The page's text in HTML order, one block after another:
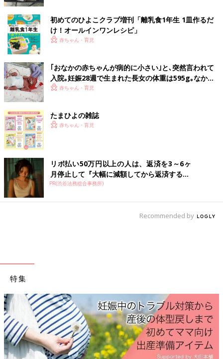
[うちのこと。子ども
２人育ててます！＃
3] 出る出る！お
腹！！
一覧
[うちのこと。子ども２
初めてのひよこクラブ増刊「離乳食1年生 1皿作るだ
け！オールインワン​レシピ」
赤ちゃん・育児
｢おなかの赤ちゃんが病的に小さい｣と､突然言われて
入院｡妊娠28週で生まれた長女の体重は595g｡なかな
か会えない日々に涙した【低出生体重児】
赤ちゃん・育児
たまひよの雑誌
赤ちゃん・育児
リボ払い50万円以上の人は、返済を3～6ヶ
月停止して『大幅に減額してから返済する...
PR(渋谷法務総合事務所)
Recommended by
特集